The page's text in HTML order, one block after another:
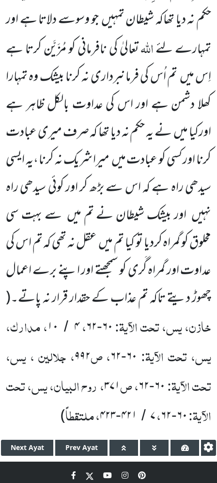
حکم نہ دیا تھاکہ شیطان تمہیںجو وسوسے دلاتا ہے اور
تمہارے لئےاللہتعالیٰ کی نافرمانی کو مُزَیَّن کرتا ہے
اِس میںتم اُس کی فرمانبرداری نہ کرنا بیشک وہ تمہارا
کھلا دشمن ہے اور اس کی عداوت بالکل ظاہر ہے
اورکیا میںنے یہ حکم نہ دیا تھا کہ صرف میری عبادت
کرنا اور کسی کو عبادت میںمیرا شریک نہ کرنا ،یہ ایسی
سیدھی راہ ہے کہ اس سے بڑھ کر اور کوئی سیدھی راہ
نہیں اور بیشک شیطان نے تم میں سے بہت سی
مخلوق کو گمراہ کردیا تو کیا تم میںعقل نہ تھی کہ تم اس کی
عداوت اور گمراہ گَری کو سمجھتے اور اپنے برے اعمال
چھوڑ دیتے تاکہ تم عذاب کے حقدار قرار نہ پاتے۔(
خازن، یس، تحت الآیۃ:۶۰-۶۲،۴ / ۱۰، مدارک،
یس، تحت الآیۃ: ۶۰-۶۲، ص۹۹۲، جلالین ، یس،
تحت الآیۃ:۶۰-۶۲، ص۳۷۱، روح البیان، یس، تحت
الآیۃ:۶۰-۶۲،۷ / ۴۲۱-۴۲۳، ملتقطاً)
Next Ayat Prev Ayat